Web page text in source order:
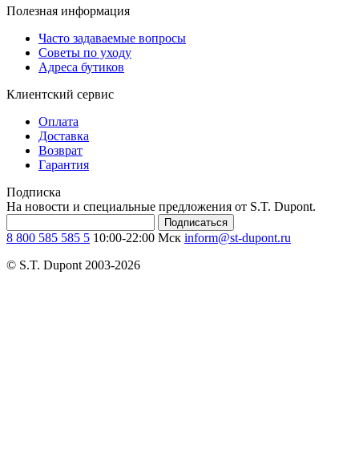
Полезная информация
Часто задаваемые вопросы
Советы по уходу
Адреса бутиков
Клиентский сервис
Оплата
Доставка
Возврат
Гарантия
Подписка
На новости и специальные предложения от S.T. Dupont.
Подписаться
8 800 585 585 5 10:00-22:00 Мск inform@st-dupont.ru
© S.T. Dupont 2003-2026